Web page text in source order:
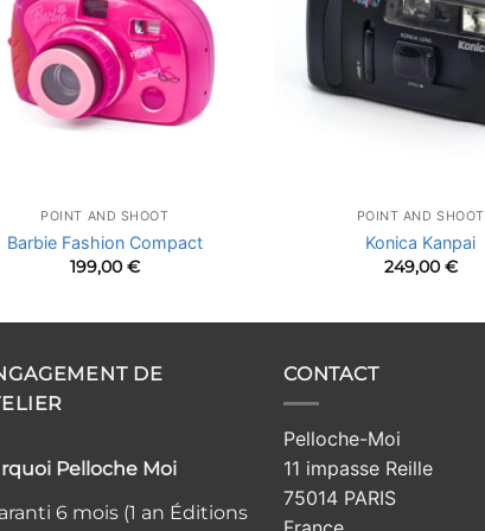
POINT AND SHOOT
Barbie Fashion Compact
199,00€
POINT AND SHOOT
Konica Kanpai
249,00€
DE
Pelloche Moi
6 mois (1 an Éditions
CONTACT
Pelloche-Moi
11 impasse Reille
75014 PARIS